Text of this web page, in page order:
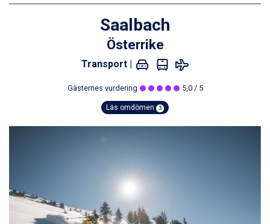
Saalbach
Österrike
Transport |
Gästernes vurdering 5,0/ 5
Läs omdömen 3